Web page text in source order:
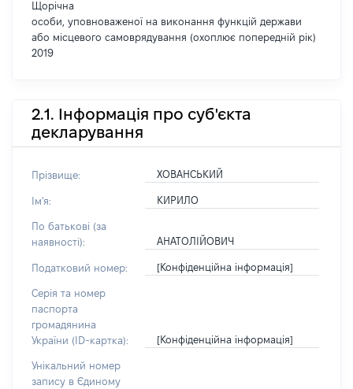
Щорічна
особи, уповноваженої на виконання функцій держави
або місцевого самоврядування (охоплює попередній рік)
2019
2.1. Інформація про суб'єкта
декларування
Прізвище: ХОВАНСЬКИЙ
Ім'я: КИРИЛО
По батькові (за
наявності):
АНАТОЛІЙОВИЧ
Податковий номер: [Конфіденційна інформація]
Серія та номер
паспорта
громадянина
України (ID-картка):
[Конфіденційна інформація]
Унікальний номер
запису в Єдиному